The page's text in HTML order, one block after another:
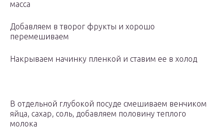
масса
Добавляем в творог фрукты и хорошо
перемешиваем
Накрываем начинку пленкой и ставим ее в холод
В отдельной глубокой посуде смешиваем венчиком
яйца, сахар, соль, добавляем половину теплого
молока